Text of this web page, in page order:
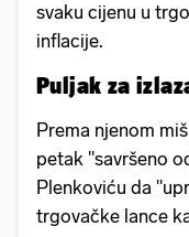
svaku cijenu u
inflacije.
Puljak za
Prema njenom
petak "savršeno
Plenkoviću da
trgovačke lance